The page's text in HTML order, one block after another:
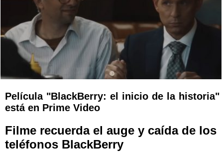
Película "BlackBerry: el inicio de la historia"
está en Prime Video
Filme recuerda el auge y caída de los
teléfonos BlackBerry